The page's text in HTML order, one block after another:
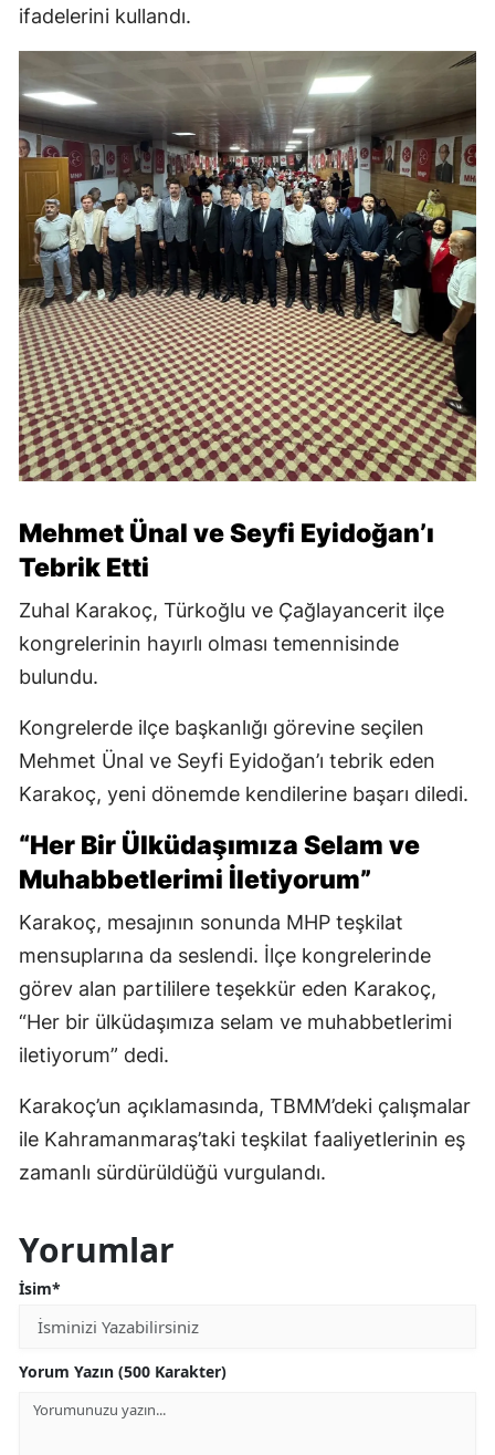
ifadelerini kullandı.
Mehmet Ünal ve Seyfi Eyidoğan’ı
Tebrik Etti
Zuhal Karakoç, Türkoğlu ve Çağlayancerit ilçe
kongrelerinin hayırlı olması temennisinde
bulundu.
Kongrelerde ilçe başkanlığı görevine seçilen
Mehmet Ünal ve Seyfi Eyidoğan’ı tebrik eden
Karakoç, yeni dönemde kendilerine başarı diledi.
“Her Bir Ülküdaşımıza Selam ve
Muhabbetlerimi İletiyorum”
Karakoç, mesajının sonunda MHP teşkilat
mensuplarına da seslendi. İlçe kongrelerinde
görev alan partililere teşekkür eden Karakoç,
“Her bir ülküdaşımıza selam ve muhabbetlerimi
iletiyorum” dedi.
Karakoç’un açıklamasında, TBMM’deki çalışmalar
ile Kahramanmaraş’taki teşkilat faaliyetlerinin eş
zamanlı sürdürüldüğü vurgulandı.
Yorumlar
İsim*
Yorum Yazın (500 Karakter)